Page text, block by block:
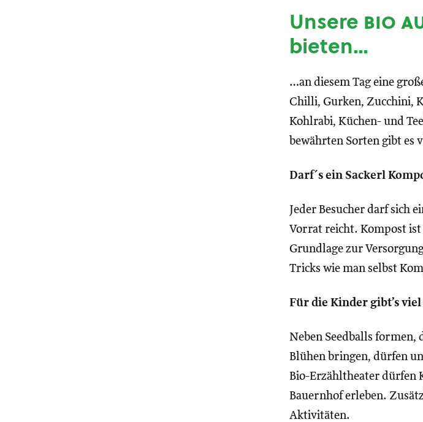
Unsere bio
bieten…
…an diesem Tag eine
Chilli, Gurken, Zucchini,
Kohlrabi, Küchen- und
bewährten Sorten gibt es
Darf´s ein Sackerl
Jeder Besucher darf sich
Vorrat reicht. Kompost ist
Grundlage zur
Tricks wie man selbst
Für die Kinder gibt’s
Neben Seedballs formen,
Blühen bringen, dürfen
Bio-Erzähltheater dürfen
Bauernhof erleben.
Aktivitäten.